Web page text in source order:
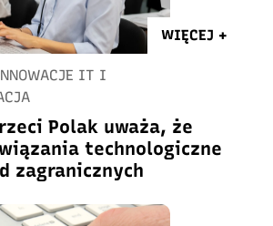
WIĘCEJ +
IT I
Polak uważa, że
technologiczne
zagranicznych